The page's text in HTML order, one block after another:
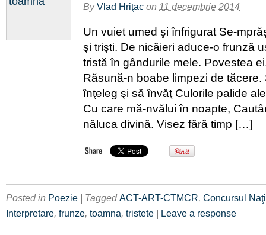
ByVlad Hriţac on 11 decembrie 2014
Un vuiet umed şi înfrigurat Se-
şi trişti. De nicăieri aduce-o frunză
tristă în gândurile mele. Povestea
Răsună-n boabe limpezi de tăcere.
înţeleg şi să învăţ Culorile palide
Cu care mă-nvălui în noapte,
năluca divină. Visez fără timp […]
Posted in Poezie | TaggedACT-ART-CTMCR, Concursul
Interpretare, frunze, toamna, tristete | Leave a response